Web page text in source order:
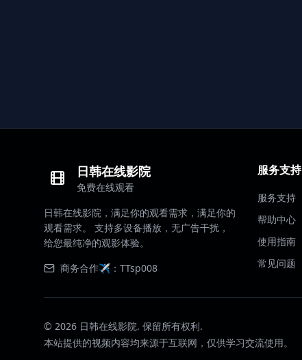
日韩在线影院
免费在线观看
日韩在线影院，满足你的观看需求，满足你的
观看需求。 支持多设备播放，无广告干扰，
给您最纯净的观影体验。
商务合作✈️：TTsp008
服务支持
服务支持
帮助中心
使用指南
常见问题
© 2026 日韩在线影院. 保留所有权利.
本站提供的视频内容均来源于互联网，仅供学习交流使用。